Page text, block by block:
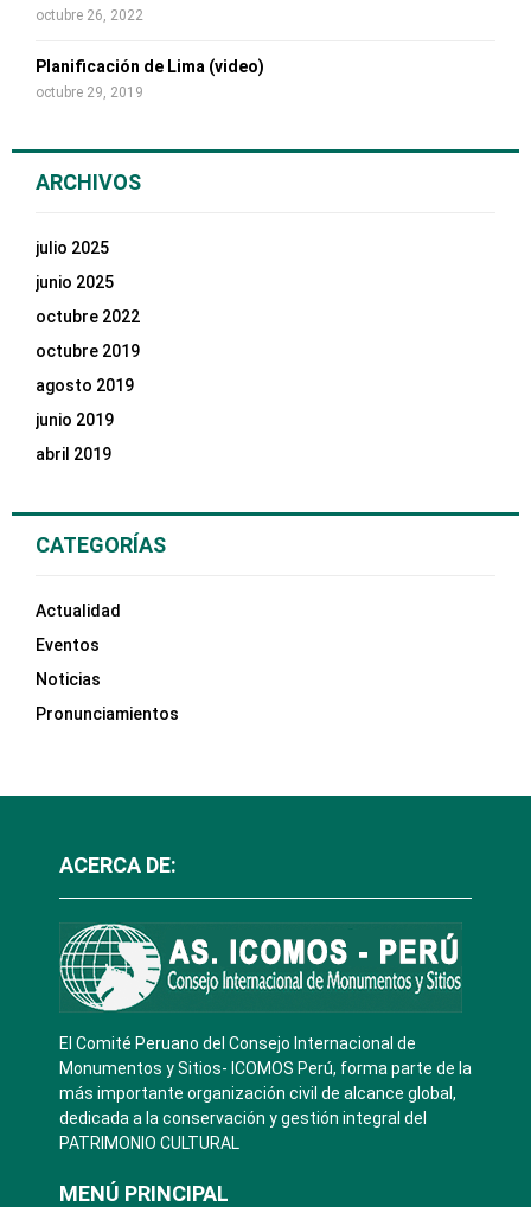
octubre 26, 2022
Planificación de Lima (video)
octubre 29, 2019
ARCHIVOS
julio 2025
junio 2025
octubre 2022
octubre 2019
agosto 2019
junio 2019
abril 2019
CATEGORÍAS
Actualidad
Eventos
Noticias
Pronunciamientos
ACERCA DE:
El Comité Peruano del Consejo Internacional de
Monumentos y Sitios- ICOMOS Perú, forma parte de la
más importante organización civil de alcance global,
dedicada a la conservación y gestión integral del
PATRIMONIO CULTURAL
MENÚ PRINCIPAL